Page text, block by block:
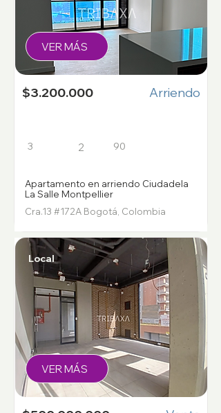
VER MÁS
$3.200.000 Arriendo
3 2 90
Apartamento en arriendo Ciudadela
La Salle Montpellier
Cra.13 #172A Bogotá, Colombia
Local
VER MÁS